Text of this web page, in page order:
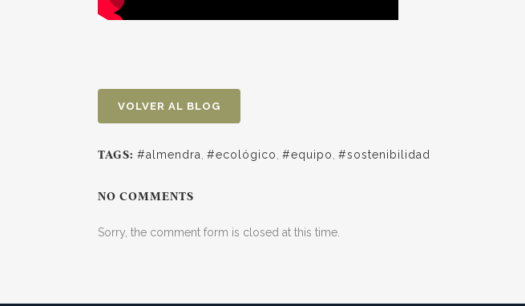
VOLVER AL BLOG
TAGS: #almendra #ecológico #equipo #sostenibilidad
NO COMMENTS
Sorry, the comment form is closed at this time.